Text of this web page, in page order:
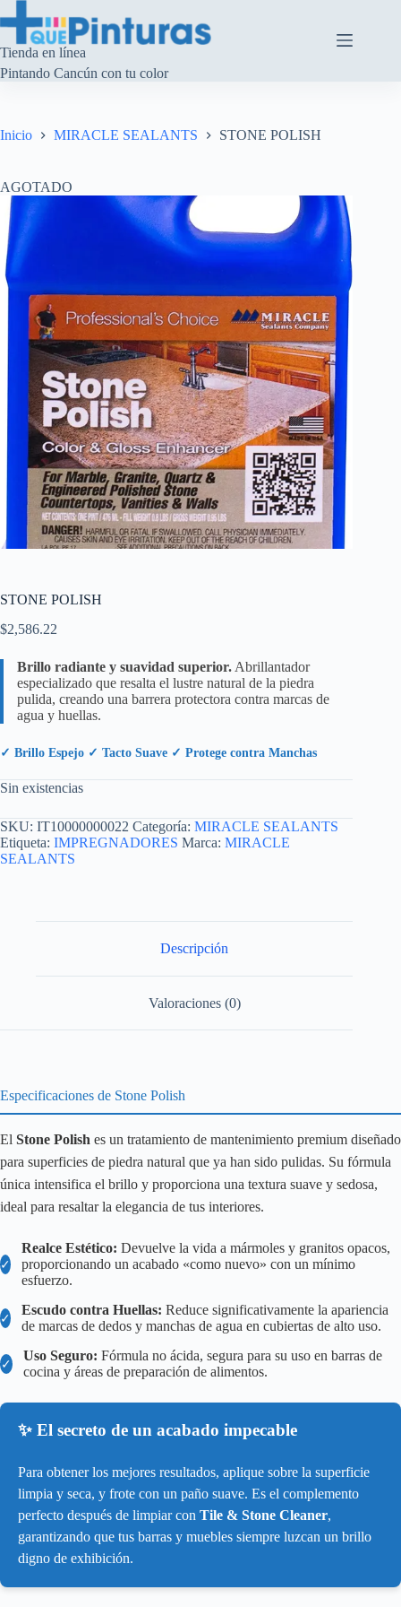
al
contenido
Tienda en línea
Pintando Cancún con tu color
Inicio MIRACLE SEALANTS STONE POLISH
AGOTADO
STONE POLISH
$2,586.22
Brillo radiante y suavidad superior. Abrillantador
especializado que resalta el lustre natural de la piedra
pulida, creando una barrera protectora contra marcas de
agua y huellas.
✓ Brillo Espejo ✓ Tacto Suave ✓ Protege contra Manchas
Sin existencias
SKU: IT10000000022 Categoría: MIRACLE SEALANTS
Etiqueta: IMPREGNADORES Marca: MIRACLE
SEALANTS
Descripción
Valoraciones (0)
Especificaciones de Stone Polish
El Stone Polish es un tratamiento de mantenimiento premium diseñado
para superficies de piedra natural que ya han sido pulidas. Su fórmula
única intensifica el brillo y proporciona una textura suave y sedosa,
ideal para resaltar la elegancia de tus interiores.
✓
Realce Estético: Devuelve la vida a mármoles y granitos opacos,
proporcionando un acabado «como nuevo» con un mínimo
esfuerzo.
✓
Escudo contra Huellas: Reduce significativamente la apariencia
de marcas de dedos y manchas de agua en cubiertas de alto uso.
✓
Uso Seguro: Fórmula no ácida, segura para su uso en barras de
cocina y áreas de preparación de alimentos.
✨ El secreto de un acabado impecable
Para obtener los mejores resultados, aplique sobre la superficie
limpia y seca, y frote con un paño suave. Es el complemento
perfecto después de limpiar con Tile & Stone Cleaner,
garantizando que tus barras y muebles siempre luzcan un brillo
digno de exhibición.